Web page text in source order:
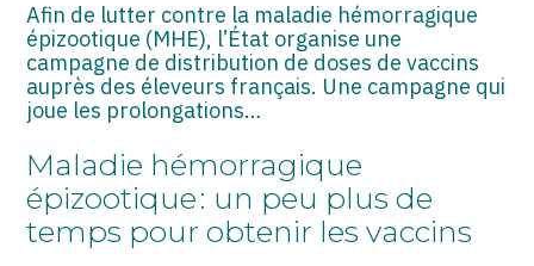
HOLDING
PARTICULIERS
IMPATRIÉ / EXPATRIÉ
ASSOCIATIONS
Être prêt pour la facturation
électronique
Afin de lutter contre la maladie hémorragique
épizootique (MHE), l’État organise une
campagne de distribution de doses de vaccins
auprès des éleveurs français. Une campagne qui
joue les prolongations…
Maladie hémorragique
épizootique : un peu plus de
temps pour obtenir les vaccins